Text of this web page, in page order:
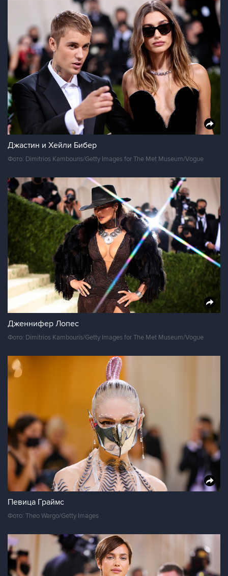
Джастин и Хейли Бибер
Фото: Dimitrios Kambouris/Getty Images for The Met Museum/Vogue
Дженнифер Лопес
Фото: Dimitrios Kambouris/Getty Images for The Met Museum/Vogue
Певица Граймс
Фото: Theo Wargo/Getty Images